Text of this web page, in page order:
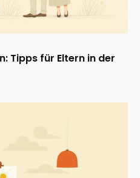
Tipps für Eltern in der